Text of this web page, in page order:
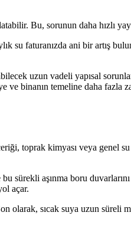
Bu, sorunun daha hızlı
su faturanızda ani bir artış
uzun vadeli yapısal
ve binanın temeline daha fazla
toprak kimyası veya genel
sürekli aşınma boru
açar.
olarak, sıcak suya uzun süreli